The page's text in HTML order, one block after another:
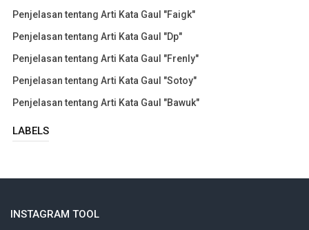
Penjelasan tentang Arti Kata Gaul "Faigk"
Penjelasan tentang Arti Kata Gaul "Dp"
Penjelasan tentang Arti Kata Gaul "Frenly"
Penjelasan tentang Arti Kata Gaul "Sotoy"
Penjelasan tentang Arti Kata Gaul "Bawuk"
LABELS
INSTAGRAM TOOL